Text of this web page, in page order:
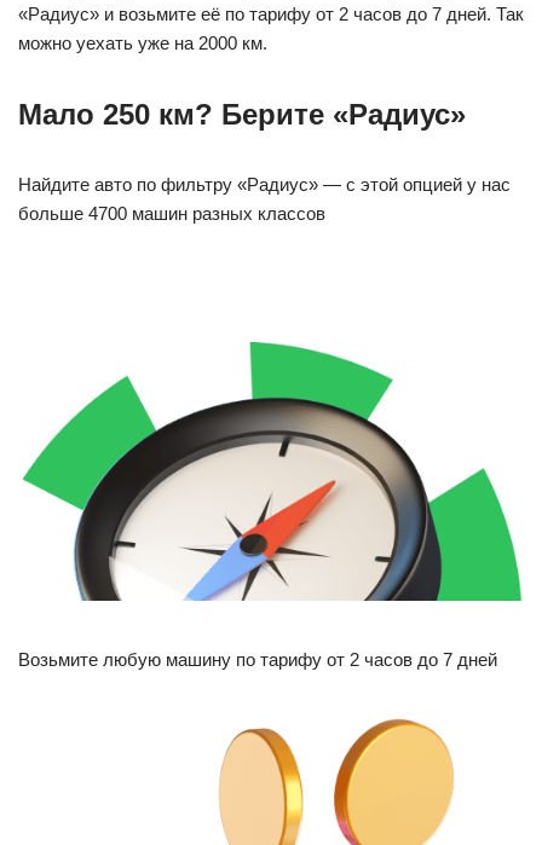
«Радиус» и возьмите её по тарифу от 2 часов до 7 дней. Так
можно уехать уже на 2000 км.
Мало 250 км? Берите «Радиус»
Найдите авто по фильтру «Радиус» — с этой опцией у нас
больше 4700 машин разных классов
Возьмите любую машину по тарифу от 2 часов до 7 дней